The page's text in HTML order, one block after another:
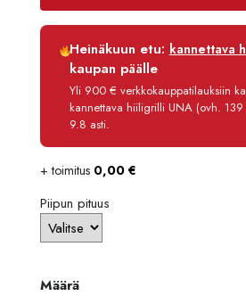
Luottoaika
Korko
Käsittelymaksu
Maksettava yhteensä
Heinäkuun etu: kannettava
kaupan päälle
Yli 900 € verkkokauppatilauksiin
kannettava hiiligrilli UNA (ovh. 139
9.8 asti.
+ toimitus 0,00 €
Piipun pituus
Määrä
Määrä